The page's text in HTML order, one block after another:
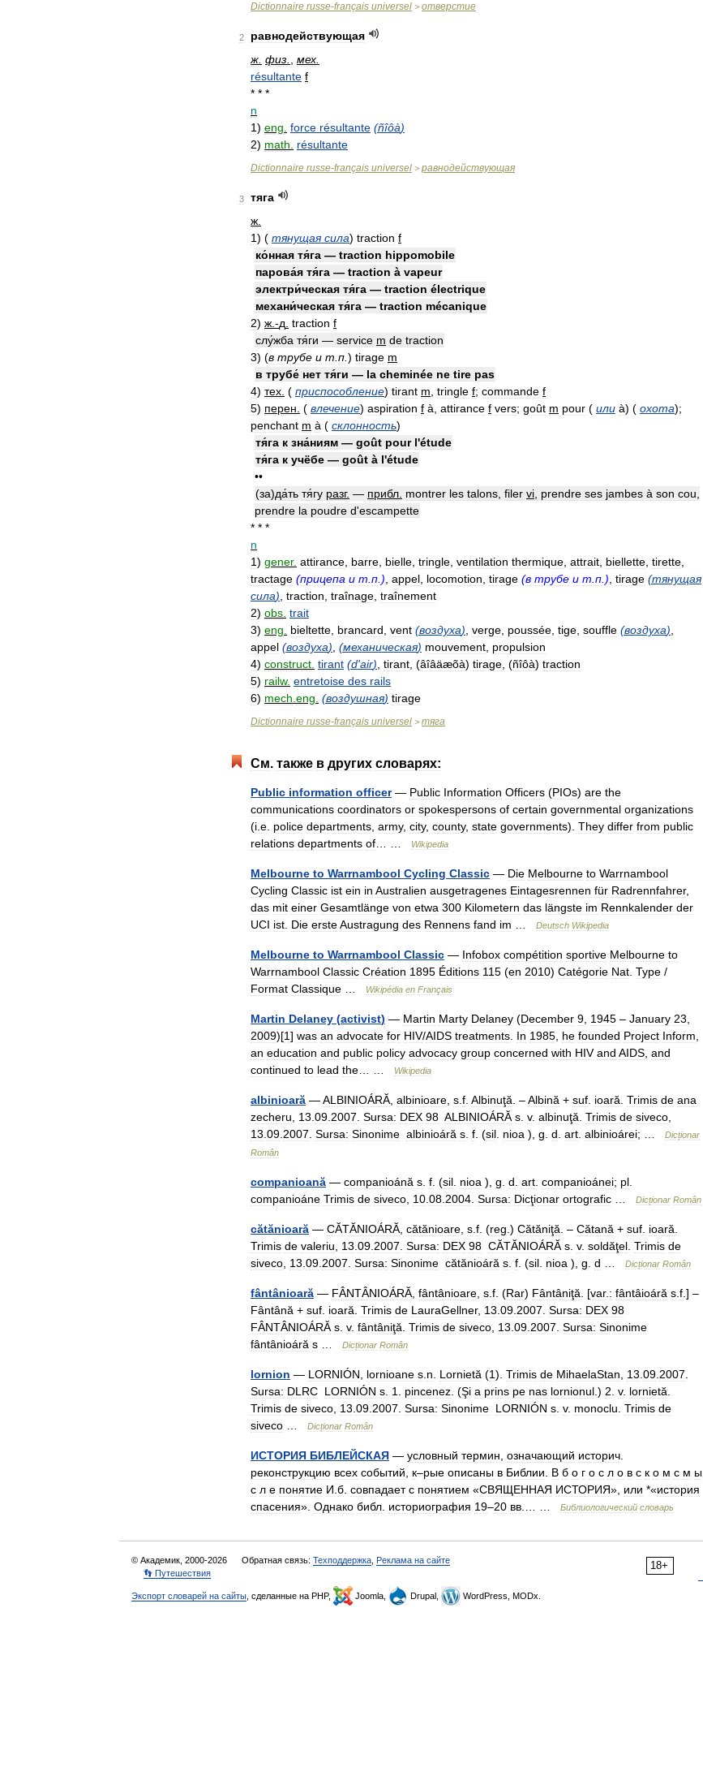
Dictionnaire russe-français universel > отверстие
2
равнодействующая
ж физ мех
résultante f
* * *
n
1) eng force résultante (ñîôà)
2) math résultante
Dictionnaire russe-français universel > равнодействующая
3
тяга
ж
1) ( тянущая сила) traction f
ко́нная тя́га — traction hippomobile
парова́я тя́га — traction à vapeur
электри́ческая тя́га — traction électrique
механи́ческая тя́га — traction mécanique
2) ж .-д traction f
слу́жба тя́ги — service m de traction
3) (в трубе и т п ) tirage m
в трубе́ нет тя́ги — la cheminée ne tire pas
4) тех ( приспособление) tirant m tringle f; commande f
5) перен ( влечение) aspiration f à attirance f vers; goût m pour ( или à) ( охота);
penchant m à ( склонность)
тя́га к зна́ниям — goût pour l'étude
тя́га к учёбе — goût à l'étude
••
(за)да́ть тя́гу разг. — прибл montrer les talons filer vi prendre ses jambes à son cou
prendre la poudre d'escampette
* * *
n
1) gener. attirance barre bielle tringle ventilation thermique attrait biellette tirette
tractage (прицепа и т п .) appel locomotion tirage (в трубе и т п .) tirage (тянущая
сила) traction traînage traînement
2) obs trait
3) eng bieltette brancard vent (воздуха) verge poussée tige souffle (воздуха)
appel (воздуха) (механическая) mouvement propulsion
4) construct tirant (d'air) tirant , (âîâäæõà) tirage , (ñîôà) traction
5) railw. entretoise des rails
6) mech eng (воздушная) tirage
Dictionnaire russe-français universel > тяга
См. также в других словарях:
Public information officer— Public Information Officers (PIOs) are the
communications coordinators or spokespersons of certain governmental organizations
(i e police departments army, city, county, state governments). They differ from public
relations departments of Wikipedia
Melbourne to Warrnambool Cycling Classic — Die Melbourne to Warrnambool
Cycling Classic ist ein in Australien ausgetragenes Eintagesrennen für Radrennfahrer,
das mit einer Gesamtlänge von etwa 300 Kilometern das längste im Rennkalender der
UCI ist Die ersteAustragung des Rennens fand im Deutsch Wikipedia
Melbourne to Warrnambool Classic — Infobox compétition sportive Melbourne to
Warrnambool Classic Création 1895 Éditions 115 (en 2010) Catégorie Nat Type /
Format Classique Wikipédia en Français
Martin Delaney (activist) — Martin Marty Delaney (December 9 1945 – January 23
2009)[1] was an advocate for HIV/AIDS treatments In 1985 he founded Project Inform
an education and public policy advocacy group concerned with HIV and AIDS and
continued to lead the Wikipedia
albinioară —ALBINIOÁRĂ albinioare s f Albinuţă . –Albină + suf ioară Trimis de ana
zecheru
13 09 2007 Sursa: DEX 98 ALBINIOÁRĂ s v. albinuţă Trimis de siveco
13 09 2007 Sursa: Sinonime albinioáră s f . (sil nioa ), g d art albinioárei; …
Dicționar
Român
companioană — companioánă s f . (sil nioa ), g d art companioánei; pl
companioáne Trimis de siveco 10 08 2004 Sursa: Dicţionar ortografic Dicționar Român
cătănioară — CĂTĂNIOÁRĂ cătănioare s f . (reg .) Cătăniţă . – Cătană + suf ioară
Trimis de valeriu 13 09 2007 Sursa: DEX 98 CĂTĂNIOÁRĂ s v. soldăţel Trimis de
siveco 13 09 2007 Sursa: Sinonime cătănioáră s f . (sil nioa ), g d Dicționar Român
fântânioară — FÂNTÂNIOÁRĂ fântânioare s f . (Rar) Fântâniţă . [var. : fântâioáră s f .] –
Fântână + suf ioară Trimis de LauraGellner, 13 09 2007 Sursa: DEX 98
FÂNTÂNIOÁRĂ s v. fântâniţă Trimis de siveco 13 09 2007 Sursa: Sinonime
fântânioáră s Dicționar Român
lornion — LORNIÓN lornioane s n Lornietă (1). Trimis de MihaelaStan 13 09 2007
Sursa: DLRC LORNIÓN s 1 pincenez . (Şi a prins pe nas lornionul .) 2 v. lornietă
Trimis de siveco 13 09 2007 Sursa: Sinonime LORNIÓN s v. monoclu Trimis de
siveco
Dicționar Român
ИСТОРИЯ БИБЛЕЙСКАЯ — условный термин означающий историч
реконструкцию всех событий к–рые описаны в Библии В б о г о с л о в с к о м с м ы
с л е понятие И б совпадает с понятием «СВЯЩЕННАЯ ИСТОРИЯ», или *«история
спасения». Однако библ историография 19–20 вв Библиологический словарь
18+
© Академик, 2000-2026 Обратная связь: Техподдержка Реклама на сайте
👣 Путешествия
Экспорт словарей на сайты , сделанные на PHP, Joomla, Drupal, WordPress, MODx.